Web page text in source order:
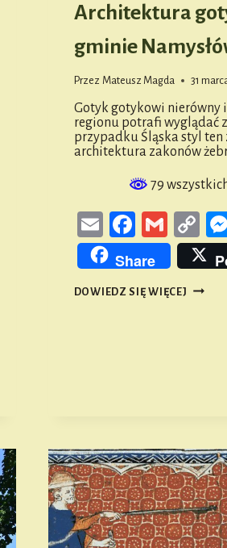
Architektura
gminie
Przez Mateusz Magda 31
Gotyk gotykowi nierówny
regionu potrafi wyglądać
przypadku Śląska styl ten
architektura zakonów
79
EmailFacebook
Gmail
Share
DOWIEDZ SIĘ WIĘCEJ